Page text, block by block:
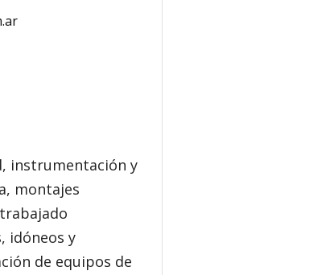
instrumentación y
montajes
idóneos y
de equipos de